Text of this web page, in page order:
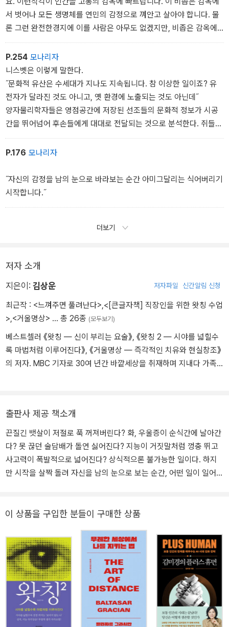
서 벗어나 모든 생명체를 연민의 감정으로 껴안고 살아야 합니다. 물
론 그런 완전한경지에 이를 사람은 아무도 없겠지만, 비좁은 감옥에
서 벗어나려는 노력자체만으로 고통에서 해방될 수 있습니다.˝
아인슈타인은 육신이 죽어 사라지더라도 영혼은 빛의 모습으로 여전
히 존재함을 상기시키고 있었다.
P.254 모나리자
니스벳은 이렇게 말한다.
˝문화적 유산은 수세대가 지나도 지속됩니다. 참 이상한 일이죠? 유
전자가 달라진 것도 아니고, 옛 환경에 노출되는 것도 아닌데˝
양자물리학자들은 영점공간에 저장된 선조들의 문화적 정보가 시공
간을 뛰어넘어 후손들에게 대대로 전달되는 것으로 분석한다. 쥐들
이 영점공간에 저장된 집단정보를 자자손손 물려받듯이 말이
다. 내 영혼은 이모든 걸 갖고 있다.
P.176 모나리자
˝자신의 감정을 남의 눈으로 바라보는 순간 아미그달리는 식어버리기
시작합니다.˝
더보기
저자 소개
지은이: 김상운 저자파일 신간알림 신청
최근작 : <느껴주면 풀려난다>,<[큰글자책] 직장인을 위한 왓칭 수업
>,<거울명상> … 총 26종 (모두보기)
베스트셀러 《왓칭 ― 신이 부리는 요술》, 《왓칭 2 ― 시야를 넓힐수
록 마법처럼 이루어진다》, 《거울명상 ― 즉각적인 치유와 현실창조》
의 저자. MBC 기자로 30여 년간 바깥세상을 취재하며 지내다 가족
북사장 등을 역임했다. 유튜브 ‘김상운의 왓칭’을 통해 현실이 홀로그
램 영화임을 이해함으로써 스스로 인생살이의 온갖 아픔에서 벗어나
는 길을 제시하고 있다.
출판사 제공 책소개
끈질긴 뱃살이 저절로 푹 꺼져버린다? 화, 우울증이 순식간에 날아간
다? 못 끊던 술담배가 돌연 싫어진다? 지능이 거짓말처럼 껑충 뛰고
사고력이 폭발적으로 넓어진다? 상식적으론 불가능한 일이다. 하지
만 시작을 살짝 돌려 자신을 남의 눈으로 보는 순간, 어떤 일이 일어날
“이 요술에 충격을 받지 않는 사람은 이해하지 못한 것이다.” ― 노벨
물리학자 프레드 울프 “이 요술의 배후엔 의식적이고 고도로 지능적
인 마음이 존재한다.” ― 노벨물리학상 수상자 막스 플랑크 “우주의
무한한 가능성은 왓칭으로 비로소 눈앞의 현실로 창조된다.” ― 노벨
물리학상 수상자 베르너 하이젠베르크 의지만으로는 도저히 안 되는
일이다. 하지만 시각만 살짝 돌리면 실제로 그렇게 된다. 인생의 모든
고민은 시각만 살짝 바꿔 바라봐도 거짓말처럼 쉽게 해결된다. 만물
이 사람의 생각을 읽고 변화하는 미립자(subatomic particle)로 구
이 상품을 구입한 분들이 구매한 상품